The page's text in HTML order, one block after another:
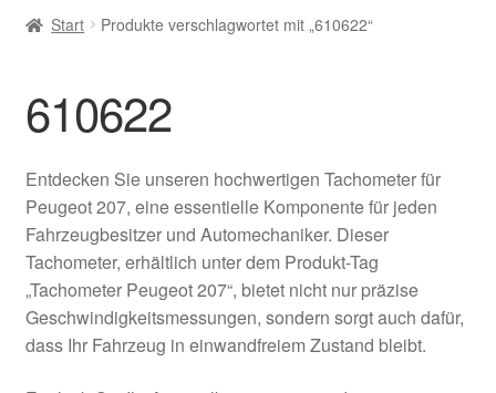
Datenschutz-Bestimmungen
Impressum
Kasse
Kontakt
Lieferung
Start Produkte verschlagwortet mit „610622“
610622
Entdecken Sie unseren hochwertigen Tachometer für
Peugeot 207, eine essentielle Komponente für jeden
Fahrzeugbesitzer und Automechaniker. Dieser
Tachometer, erhältlich unter dem Produkt-Tag
„Tachometer Peugeot 207“, bietet nicht nur präzise
Geschwindigkeitsmessungen, sondern sorgt auch dafür,
dass Ihr Fahrzeug in einwandfreiem Zustand bleibt.